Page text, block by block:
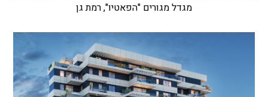
מגדל מגורים "הפאטיו", רמת גן